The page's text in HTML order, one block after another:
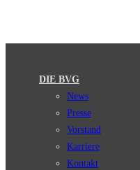
DIE BVG
News
Presse
Vorstand
Karriere
Kontakt